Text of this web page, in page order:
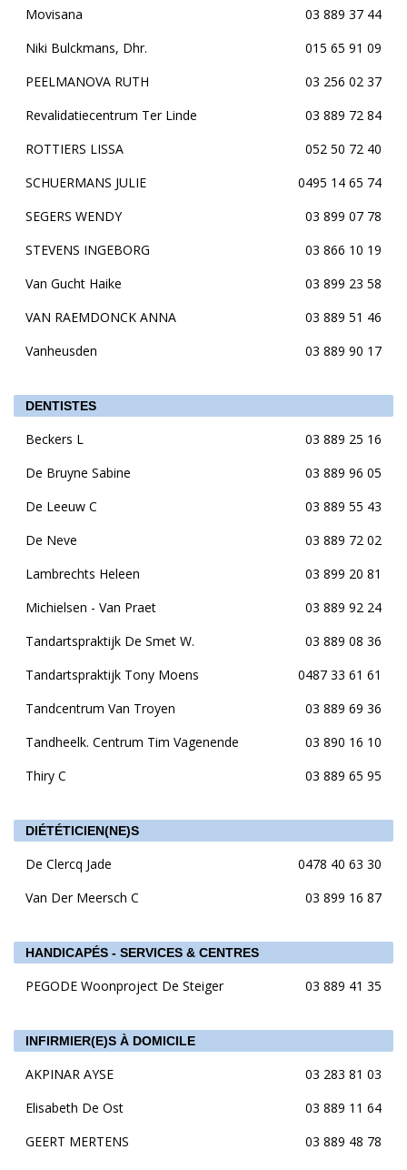
Movisana
03 889 37 44
Niki Bulckmans, Dhr.
015 65 91 09
PEELMANOVA RUTH
03 256 02 37
Revalidatiecentrum Ter Linde
03 889 72 84
ROTTIERS LISSA
052 50 72 40
SCHUERMANS JULIE
0495 14 65 74
SEGERS WENDY
03 899 07 78
STEVENS INGEBORG
03 866 10 19
Van Gucht Haike
03 899 23 58
VAN RAEMDONCK ANNA
03 889 51 46
Vanheusden
03 889 90 17
DENTISTES
Beckers L
03 889 25 16
De Bruyne Sabine
03 889 96 05
De Leeuw C
03 889 55 43
De Neve
03 889 72 02
Lambrechts Heleen
03 899 20 81
Michielsen - Van Praet
03 889 92 24
Tandartspraktijk De Smet W.
03 889 08 36
Tandartspraktijk Tony Moens
0487 33 61 61
Tandcentrum Van Troyen
03 889 69 36
Tandheelk. Centrum Tim Vagenende
03 890 16 10
Thiry C
03 889 65 95
DIÉTÉTICIEN(NE)S
De Clercq Jade
0478 40 63 30
Van Der Meersch C
03 899 16 87
HANDICAPÉS - SERVICES & CENTRES
PEGODE Woonproject De Steiger 03 889 41 35
INFIRMIER(E)S À DOMICILE
AKPINAR AYSE
03 283 81 03
Elisabeth De Ost
03 889 11 64
GEERT MERTENS
03 889 48 78